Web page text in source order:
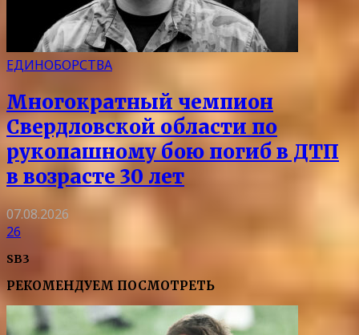
ЕДИНОБОРСТВА
Многократный чемпион
Свердловской области по
рукопашному бою погиб в ДТП
в возрасте 30 лет
07.08.2026
26
SB3
РЕКОМЕНДУЕМ ПОСМОТРЕТЬ